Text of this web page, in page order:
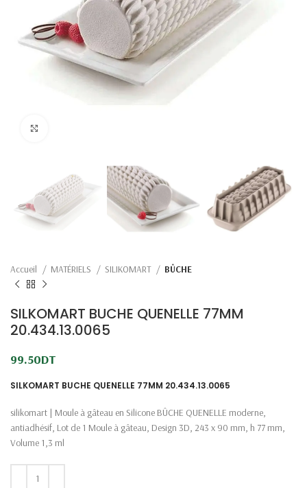
Accueil MATÉRIELS SILIKOMART BÛCHE
SILKOMART BUCHE QUENELLE 77MM
20.434.13.0065
99.50DT
SILKOMART BUCHE QUENELLE 77MM 20.434.13.0065
silikomart | Moule à gâteau en Silicone BÛCHE QUENELLE moderne,
antiadhésif, Lot de 1 Moule à gâteau, Design 3D, 243 x 90 mm, h 77 mm,
Volume 1,3 ml